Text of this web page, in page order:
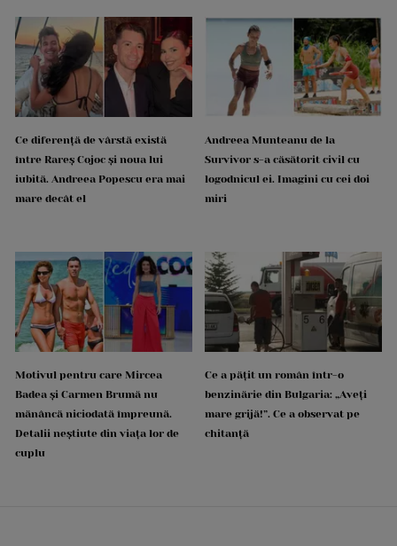
Ce diferență de vârstă există
între Rareș Cojoc și noua lui
iubită. Andreea Popescu era mai
mare decât el
Andreea Munteanu de la
Survivor s-a căsătorit civil cu
logodnicul ei. Imagini cu cei doi
miri
Motivul pentru care Mircea
Badea și Carmen Brumă nu
mănâncă niciodată împreună.
Detalii neștiute din viața lor de
cuplu
Ce a pățit un român într-o
benzinărie din Bulgaria: „Aveți
mare grijă!”. Ce a observat pe
chitanță